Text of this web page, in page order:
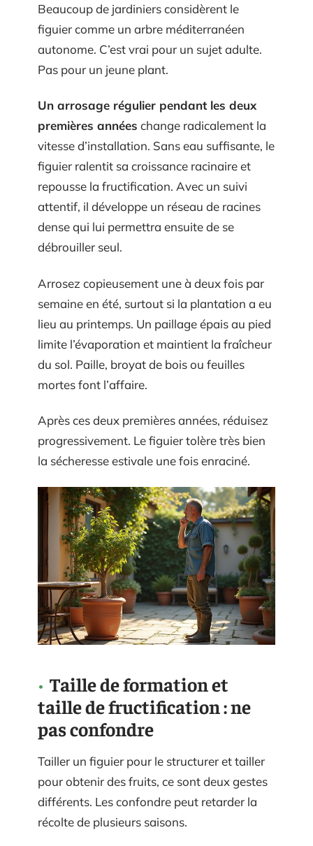
Beaucoup de jardiniers considèrent le
figuier comme un arbre méditerranéen
autonome. C’est vrai pour un sujet adulte.
Pas pour un jeune plant.
Un arrosage régulier pendant les deux
premières années change radicalement la
vitesse d’installation. Sans eau suffisante, le
figuier ralentit sa croissance racinaire et
repousse la fructification. Avec un suivi
attentif, il développe un réseau de racines
dense qui lui permettra ensuite de se
débrouiller seul.
Arrosez copieusement une à deux fois par
semaine en été, surtout si la plantation a eu
lieu au printemps. Un paillage épais au pied
limite l’évaporation et maintient la fraîcheur
du sol. Paille, broyat de bois ou feuilles
mortes font l’affaire.
Après ces deux premières années, réduisez
progressivement. Le figuier tolère très bien
la sécheresse estivale une fois enraciné.
Taille de formation et
taille de fructification : ne
pas confondre
Tailler un figuier pour le structurer et tailler
pour obtenir des fruits, ce sont deux gestes
différents. Les confondre peut retarder la
récolte de plusieurs saisons.